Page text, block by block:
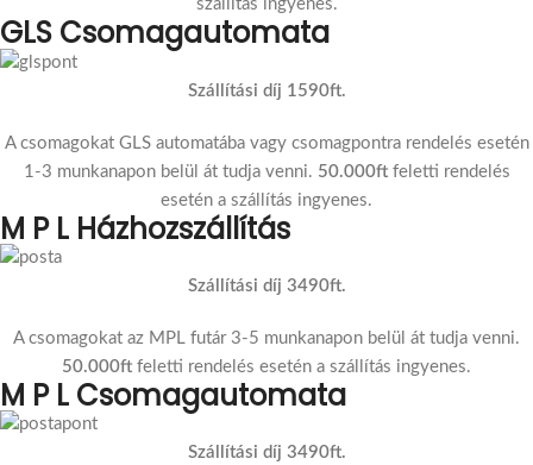
szállítás ingyenes.
GLS Csomagautomata
Szállítási díj 1590ft.
A csomagokat GLS automatába vagy csomagpontra rendelés esetén
1-3 munkanapon belül át tudja venni. 50.000ftfeletti rendelés
esetén a szállítás ingyenes.
M P L Házhozszállítás
Szállítási díj 3490ft.
A csomagokat az MPL futár 3-5 munkanapon belül át tudja venni.
50.000ft feletti rendelés esetén a szállítás ingyenes.
M P L Csomagautomata
Szállítási díj 3490ft.